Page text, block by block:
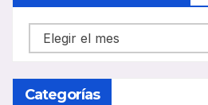
NOTICIAS
CARRIL
BUS
Categorías